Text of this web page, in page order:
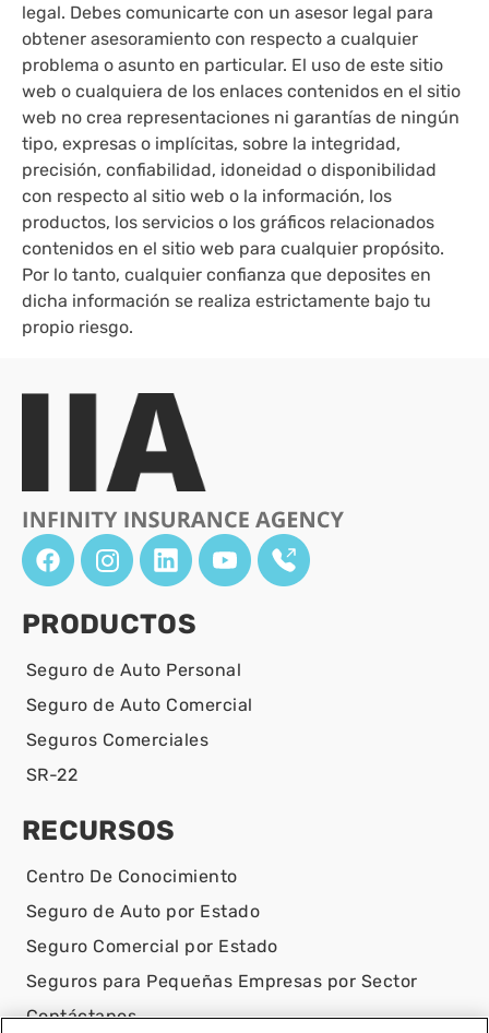
legal. Debes comunicarte con un asesor legal para
obtener asesoramiento con respecto a cualquier
problema o asunto en particular. El uso de este sitio
web o cualquiera de los enlaces contenidos en el sitio
web no crea representaciones ni garantías de ningún
tipo, expresas o implícitas, sobre la integridad,
precisión, confiabilidad, idoneidad o disponibilidad
con respecto al sitio web o la información, los
productos, los servicios o los gráficos relacionados
contenidos en el sitio web para cualquier propósito.
Por lo tanto, cualquier confianza que deposites en
dicha información se realiza estrictamente bajo tu
propio riesgo.
PRODUCTOS
Seguro de Auto Personal
Seguro de Auto Comercial
Seguros Comerciales
SR-22
RECURSOS
Centro De Conocimiento
Seguro de Auto por Estado
Seguro Comercial por Estado
Seguros para Pequeñas Empresas por Sector
Contáctanos